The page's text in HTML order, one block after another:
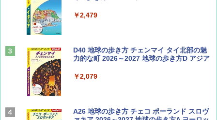
￥713
山と溪谷 2026年8月号「南アルプス大全」
Coyote No.89 特集 星野道夫 夢見る旅
￥2,479
D40 地球の歩き方 チェンマイ タイ北部の魅
力的な町 2026～2027 地球の歩き方D アジア
￥2,079
A26 地球の歩き方 チェコ ポーランド スロヴ